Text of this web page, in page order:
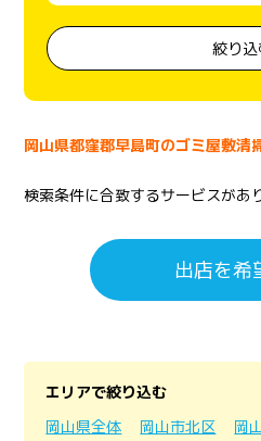
絞り
岡山県都窪郡早島町のゴミ屋敷清
検索条件に合致するサービスがあ
出店を希
エリアで絞り込む
岡山県全体
岡山市北区 岡